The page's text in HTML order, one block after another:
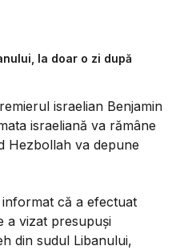
la doar o zi după
israelian Benjamin
israeliană va rămâne
Hezbollah va depune
că a efectuat
a vizat presupuși
din sudul Libanului,